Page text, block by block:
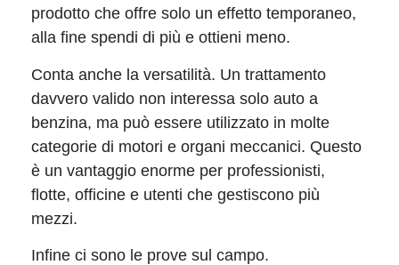
prodotto che offre solo un effetto temporaneo,
alla fine spendi di più e ottieni meno.
Conta anche la versatilità. Un trattamento
davvero valido non interessa solo auto a
benzina, ma può essere utilizzato in molte
categorie di motori e organi meccanici. Questo
è un vantaggio enorme per professionisti,
flotte, officine e utenti che gestiscono più
mezzi.
Infine ci sono le prove sul campo.